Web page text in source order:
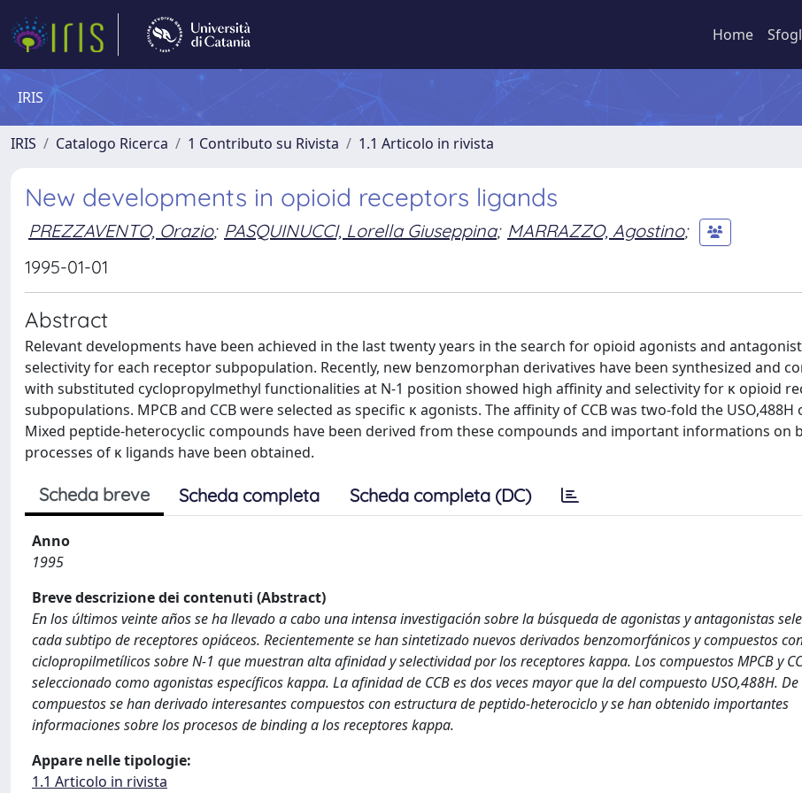
Home
IRIS
IRIS Catalogo Ricerca 1 Contributo su Rivista 1.1 Articolo in rivista
New developments in opioid receptors ligands
PREZZAVENTO, Orazio; PASQUINUCCI, Lorella Giuseppina; MARRAZZO, Agostino;
1995-01-01
Abstract
Relevant developments have been achieved in the last twenty years in the search for opioid agonists and
selectivity for each receptor subpopulation. Recently, new benzomorphan derivatives have been synthesized and
with substituted cyclopropylmethyl functionalities at N-1 position showed high affinity and selectivity for κ opioid
subpopulations. MPCB and CCB were selected as specific κ agonists. The affinity of CCB was two-fold the USO,488H
Mixed peptide-heterocyclic compounds have been derived from these compounds and important informations on
processes of κ ligands have been obtained.
Scheda breve Scheda completa Scheda completa (DC)
Anno
1995
Breve descrizione dei contenuti (Abstract)
En los últimos veinte años se ha llevado a cabo una intensa investigación sobre la búsqueda de agonistas y antagonistas
cada subtipo de receptores opiáceos. Recientemente se han sintetizado nuevos derivados benzomorfánicos y compuestos
ciclopropilmetílicos sobre N-1 que muestran alta afinidad y selectividad por los receptores kappa. Los compuestos MPCB y
seleccionado como agonistas específicos kappa. La afinidad de CCB es dos veces mayor que la del compuesto USO,488H. De
compuestos se han derivado interesantes compuestos con estructura de peptido-heterociclo y se han obtenido importantes
informaciones sobre los procesos de binding a los receptores kappa.
Appare nelle tipologie:
1.1 Articolo in rivista